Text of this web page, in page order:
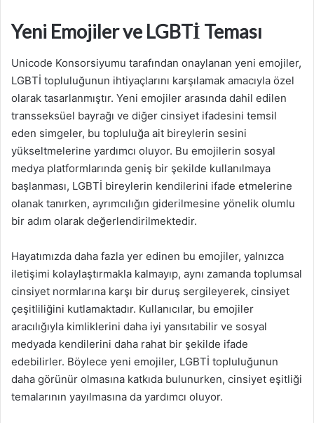
Yeni Emojiler ve LGBTİ Teması
Unicode Konsorsiyumu tarafından onaylanan yeni emojiler,
LGBTİ topluluğunun ihtiyaçlarını karşılamak amacıyla özel
olarak tasarlanmıştır. Yeni emojiler arasında dahil edilen
transseksüel bayrağı ve diğer cinsiyet ifadesini temsil
eden simgeler, bu topluluğa ait bireylerin sesini
yükseltmelerine yardımcı oluyor. Bu emojilerin sosyal
medya platformlarında geniş bir şekilde kullanılmaya
başlanması, LGBTİ bireylerin kendilerini ifade etmelerine
olanak tanırken, ayrımcılığın giderilmesine yönelik olumlu
bir adım olarak değerlendirilmektedir.
Hayatımızda daha fazla yer edinen bu emojiler, yalnızca
iletişimi kolaylaştırmakla kalmayıp, aynı zamanda toplumsal
cinsiyet normlarına karşı bir duruş sergileyerek, cinsiyet
çeşitliliğini kutlamaktadır. Kullanıcılar, bu emojiler
aracılığıyla kimliklerini daha iyi yansıtabilir ve sosyal
medyada kendilerini daha rahat bir şekilde ifade
edebilirler. Böylece yeni emojiler, LGBTİ topluluğunun
daha görünür olmasına katkıda bulunurken, cinsiyet eşitliği
temalarının yayılmasına da yardımcı oluyor.